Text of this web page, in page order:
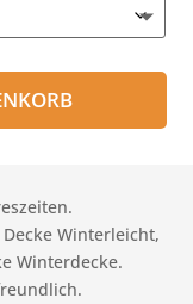
Winterleicht,
Winterdecke.